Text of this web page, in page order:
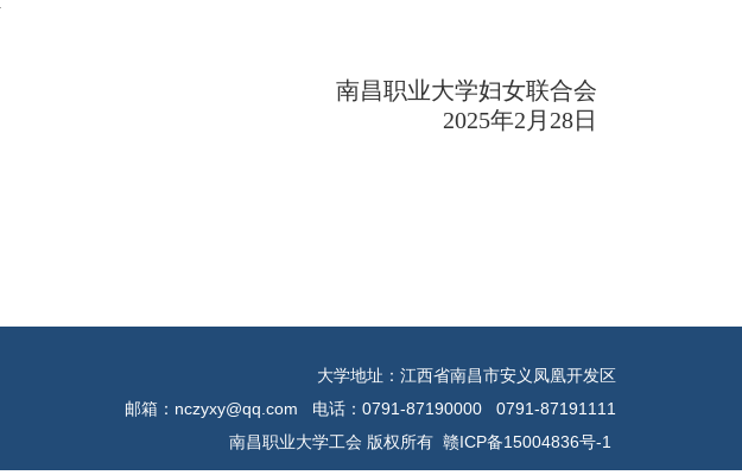
南昌职业大学妇女联合会
2025年2月28日
大学地址：江西省南昌市安义凤凰开发区
邮箱：nczyxy@qq.com 电话：0791-87190000 0791-87191111
南昌职业大学工会 版权所有 赣ICP备15004836号-1